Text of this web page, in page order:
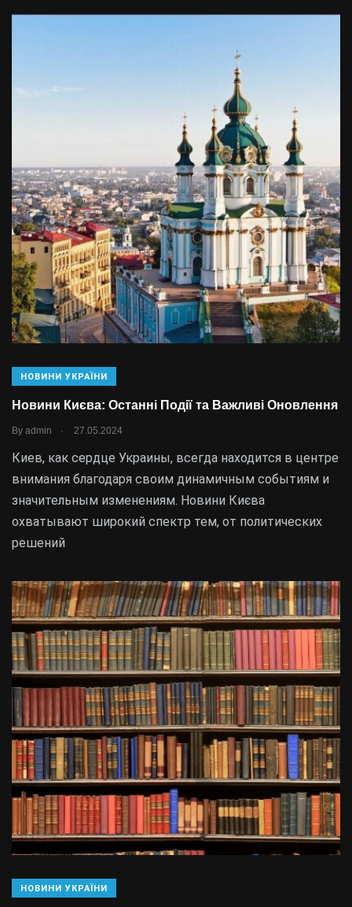
НОВИНИ УКРАЇНИ
Новини Києва: Останні Події та Важливі Оновлення
By admin 27.05.2024
Киев, как сердце Украины, всегда находится в центре
внимания благодаря своим динамичным событиям и
значительным изменениям. Новини Києва
охватывают широкий спектр тем, от политических
решений
НОВИНИ УКРАЇНИ